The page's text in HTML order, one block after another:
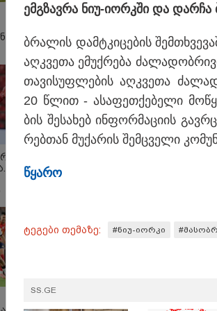
რომ
არ
სიდონია
ყველაზე კარგი/ცუდი
2026
XXX
ემ­გზავ­რა ნიუ-იორკში და დარ­ჩა
ბრა­ლის დამ­ტკი­ცე­ბის
აღ­კვე­თა ემუქ­რე­ბა
თა­ვი­სუფ­ლე­ბის აღ­კვე­თა
20 წლით - ასა­ფეთ­ქე­ბე­ლი
ბის შე­სა­ხებ ინ­ფორ­მა­ცი­ის
რებ­თან მუ­ქა­რის შემ­ცვე­ლი
წყა­რო
ტეგები თემაზე: #ნიუ-იორკი
SS.GE